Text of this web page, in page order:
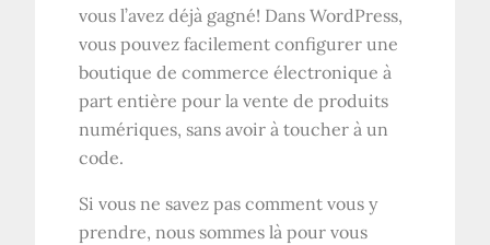
vous l’avez déjà gagné! Dans WordPress,
vous pouvez facilement configurer une
boutique de commerce électronique à
part entière pour la vente de produits
numériques, sans avoir à toucher à un
code.
Si vous ne savez pas comment vous y
prendre, nous sommes là pour vous